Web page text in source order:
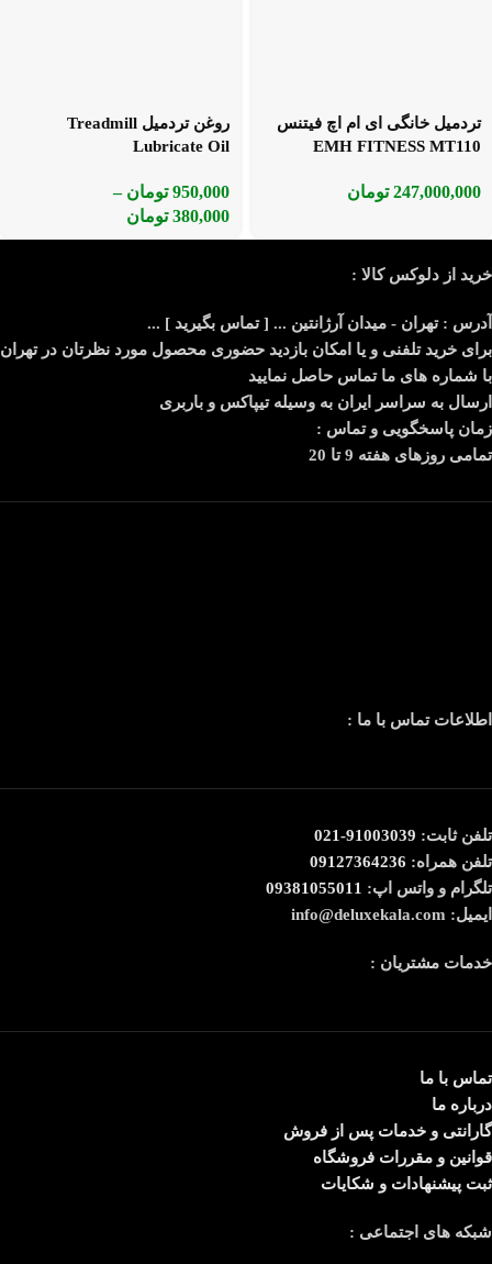
تردمیل خانگی ای ام اچ فیتنس
EMH FITNESS MT110
247,000,000 تومان
روغن تردمیل Treadmill
Lubricate Oil
950,000 تومان –
380,000 تومان
خرید از دلوکس کالا :
آدرس : تهران - میدان آرژانتین ... [ تماس بگیرید ] ...
برای خرید تلفنی و یا امکان بازدید حضوری محصول مورد نظرتان در تهران
با شماره های ما تماس حاصل نمایید
ارسال به سراسر ایران به وسیله تیپاکس و باربری
زمان پاسخگویی و تماس :
تمامی روزهای هفته 9 تا 20
اطلاعات تماس با ما :
تلفن ثابت: 91003039-021
تلفن همراه: 09127364236
تلگرام و واتس اپ: 09381055011
ایمیل: info@deluxekala.com
خدمات مشتریان :
تماس با ما
درباره ما
گارانتی و خدمات پس از فروش
قوانین و مقررات فروشگاه
ثبت پیشنهادات و شکایات
شبکه های اجتماعی :